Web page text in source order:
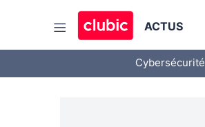
ACTUS
Cybersécurité